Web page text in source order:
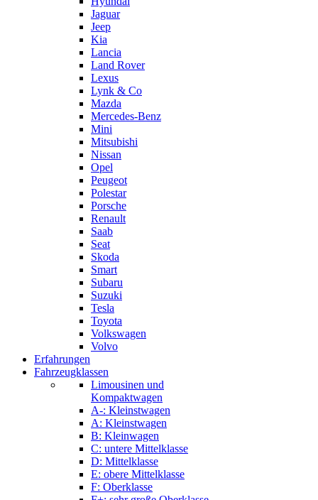
Jaguar
Jeep
Kia
Lancia
Land Rover
Lexus
Lynk & Co
Mazda
Mercedes-Benz
Mini
Mitsubishi
Nissan
Opel
Peugeot
Polestar
Porsche
Renault
Saab
Seat
Skoda
Smart
Subaru
Suzuki
Tesla
Toyota
Volkswagen
Volvo
Erfahrungen
Fahrzeugklassen
Limousinen und
Kompaktwagen
A-: Kleinstwagen
A: Kleinstwagen
B: Kleinwagen
C: untere Mittelklasse
D: Mittelklasse
E: obere Mittelklasse
F: Oberklasse